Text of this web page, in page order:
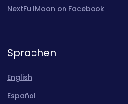
NextFullMoon on Facebook
Sprachen
English
Español